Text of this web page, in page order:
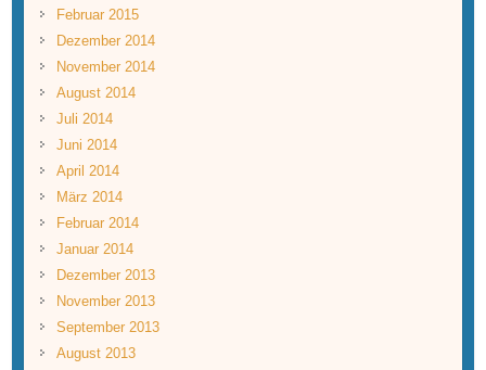
Februar 2015
Dezember 2014
November 2014
August 2014
Juli 2014
Juni 2014
April 2014
März 2014
Februar 2014
Januar 2014
Dezember 2013
November 2013
September 2013
August 2013